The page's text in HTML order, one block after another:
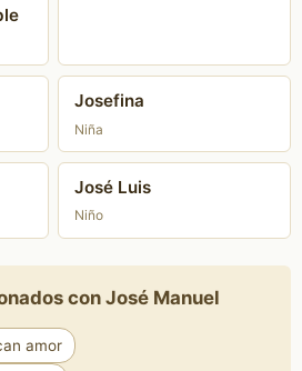
Josefina
Niña
José Luis
Niño
con José Manuel
amor